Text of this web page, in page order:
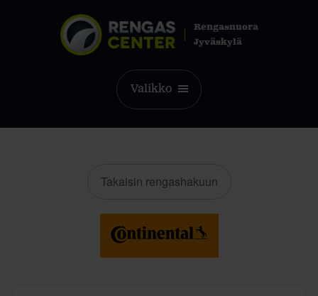
Rengasnuora
Jyväskylä
Valikko
Takaisin rengashakuun